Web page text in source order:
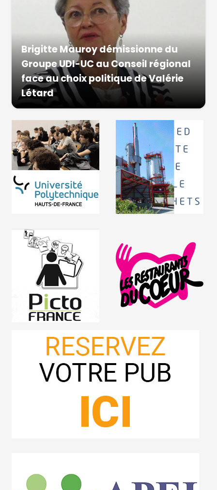
Brigitte Mauroy démissionne du
Groupe UDI-UC au Conseil régional
face au choix politique de Valérie
Létard